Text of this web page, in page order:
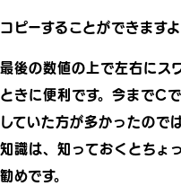
コピーすることができますよ
最後の数値の上で左右にス
ときに便利です。今までC
していた方が多かったので
知識は、知っておくとちょ
勧めです。